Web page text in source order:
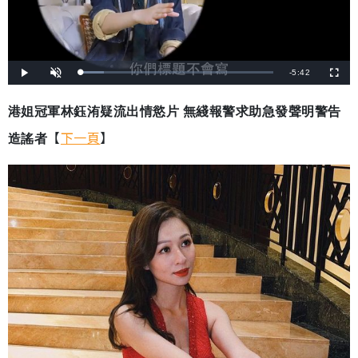
播
放
開
啟
載
入
:
1
.
5
9
剩
時
-5:42
全
螢
港姐冠軍林鈺洧疑流出情慾片 無綫報警求助急發聲明警告
造謠者 【下一頁】